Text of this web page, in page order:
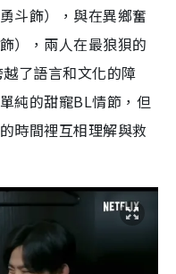
斗飾），與在異鄉奮
），兩人在最狼狽的
了語言和文化的障
純的甜寵BL情節，但
時間裡互相理解與救